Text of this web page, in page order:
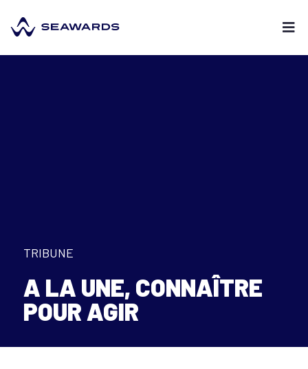
TRIBUNE
A LA UNE, CONNAÎTRE
POUR AGIR